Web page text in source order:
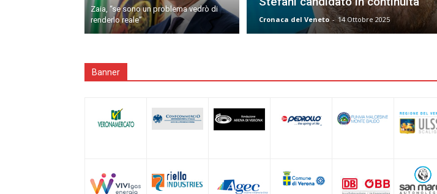
Zaia, “se sono un problema vedrò di
renderlo reale”
Cronaca del Veneto - 14 Ottobre 2025
Banner